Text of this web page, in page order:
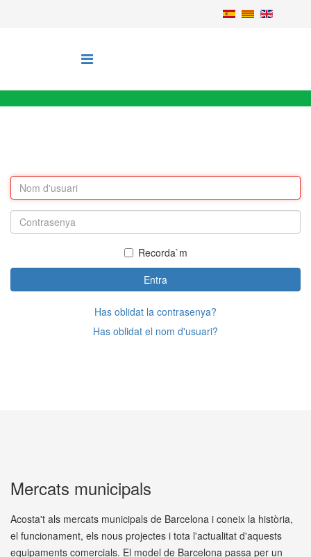
Recorda`m
Entra
Has oblidat la contrasenya?
Has oblidat el nom d'usuari?
Mercats municipals
Acosta't als mercats municipals de Barcelona i coneix la història,
el funcionament, els nous projectes i tota l'actualitat d'aquests
equipaments comercials. El model de Barcelona passa per un